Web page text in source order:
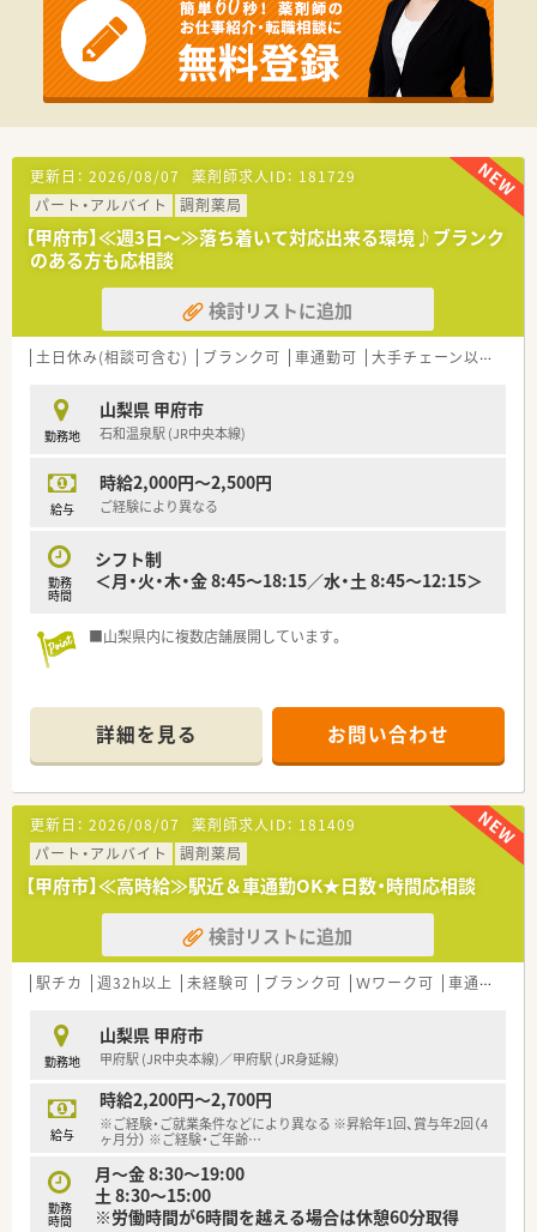
更新日： 2026/08/07 薬剤師求人ID： 181729
パート・アルバイト
調剤薬局
【甲府市】≪週3日～≫落ち着いて対応出来る環境♪ブランク
のある方も応相談
検討リストに追加
土日休み(相談可含む) ブランク可 車通勤可 大手チェーン以外
勤務地
山梨県 甲府市
石和温泉駅 (JR中央本線)
給与
時給2,000円～2,500円
ご経験により異なる
勤務
時間
シフト制
＜月・火・木・金 8:45～18:15／水・土 8:45～12:15＞
■山梨県内に複数店舗展開しています。
詳細を見る お問い合わせ
更新日： 2026/08/07 薬剤師求人ID： 181409
パート・アルバイト
調剤薬局
【甲府市】≪高時給≫駅近＆車通勤OK★日数・時間応相談
検討リストに追加
駅チカ 週32h以上 未経験可 ブランク可 Ｗワーク可 車通勤可
勤務地
山梨県 甲府市
甲府駅 (JR中央本線)／甲府駅 (JR身延線)
給与
時給2,200円～2,700円
※ご経験・ご就業条件などにより異なる ※昇給年1回、賞与年2回（4
ヶ月分） ※ご経験・ご年齢…
勤務
時間
月～金 8:30～19:00
土 8:30～15:00
※労働時間が6時間を越える場合は休憩60分取得